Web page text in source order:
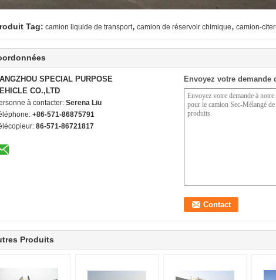
Tag: camion liquide de transport, camion de réservoir chimique, camion-
SPECIAL PURPOSE
CO.,LTD
à contacter: Serena Liu
+86-571-86875791
86-571-86721817
Envoyez votre demande
Produits